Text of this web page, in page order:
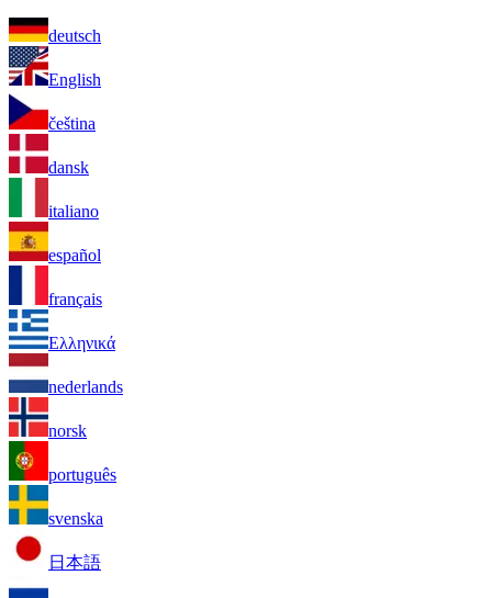
deutsch
English
čeština
dansk
italiano
español
français
Ελληνικά
nederlands
norsk
português
svenska
日本語